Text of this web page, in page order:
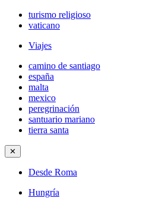
turismo religioso
vaticano
Viajes
camino de santiago
españa
malta
mexico
peregrinación
santuario mariano
tierra santa
✕
Desde Roma
Hungría